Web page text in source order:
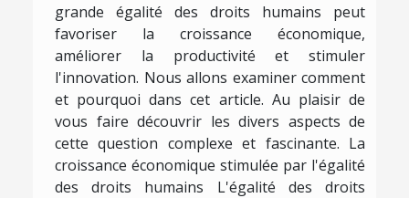
grande égalité des droits humains peut
favoriser la croissance économique,
améliorer la productivité et stimuler
l'innovation. Nous allons examiner comment
et pourquoi dans cet article. Au plaisir de
vous faire découvrir les divers aspects de
cette question complexe et fascinante. La
croissance économique stimulée par l'égalité
des droits humains L'égalité des droits